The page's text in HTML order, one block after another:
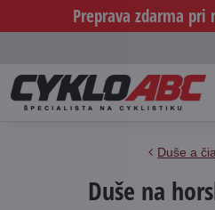
Preprava zdarma pri
Duše a
Duše na